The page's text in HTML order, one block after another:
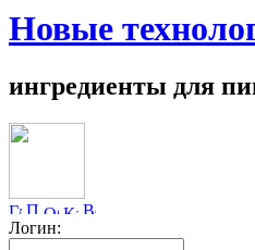
Новые
ингредиенты для
Логин: